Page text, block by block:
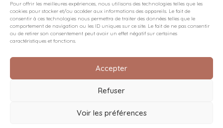
Pour offrir les meilleures expériences, nous utilisons des technologies telles que les
cookies pour stocker et/ou accéder aux informations des appareils. Le fait de
consentir à ces technologies nous permettra de traiter des données telles que le
comportement de navigation ou les ID uniques sur ce site. Le fait de ne pas consentir
ou de retirer son consentement peut avoir un effet négatif sur certaines
caractéristiques et fonctions.
Accepter
Refuser
Voir les préférences
Conditions générales de vente